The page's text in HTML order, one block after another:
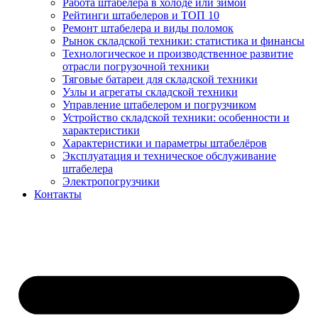
Работа штабелера в холоде или зимой
Рейтинги штабелеров и ТОП 10
Ремонт штабелера и виды поломок
Рынок складской техники: статистика и финансы
Технологическое и производственное развитие
отрасли погрузочной техники
Тяговые батареи для складской техники
Узлы и агрегаты складской техники
Управление штабелером и погрузчиком
Устройство складской техники: особенности и
характеристики
Характеристики и параметры штабелёров
Эксплуатация и техническое обслуживание
штабелера
Электропогрузчики
Контакты